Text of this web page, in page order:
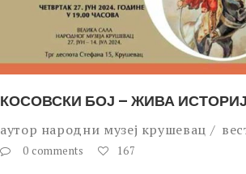
КОСОВСКИ БОЈ – ЖИВА
аутор народни музеј крушевац
0 comments 167